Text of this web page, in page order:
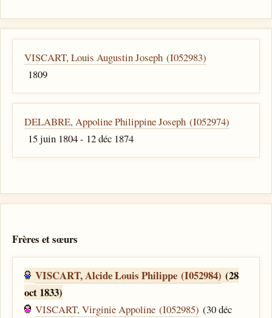
VISCART, Louis Augustin Joseph (I052983)
1809
DELABRE, Appoline Philippine Joseph (I052974)
15 juin 1804 - 12 déc 1874
Frères et sœurs
VISCART, Alcide Louis Philippe (I052984) (28
oct 1833)
VISCART, Virginie Appoline (I052985) (30 déc